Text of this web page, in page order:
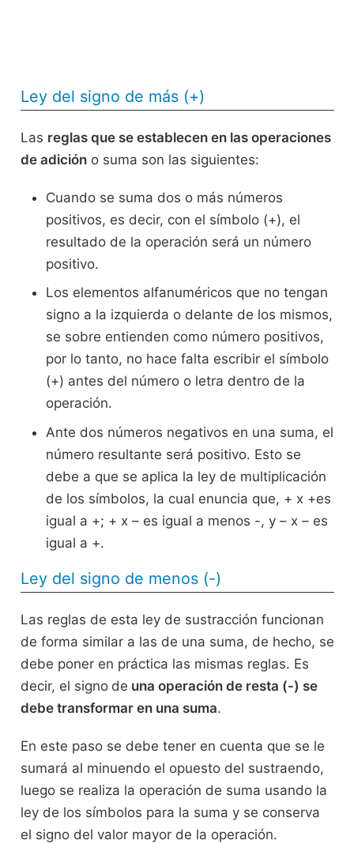
Ley del signo de más (+)
Las reglas que se establecen en las operaciones
de adicióno suma son las siguientes:
Cuando se suma dos o más números
positivos, es decir, con el símbolo (+), el
resultado de la operación será un número
positivo.
Los elementos alfanuméricos que no tengan
signo a la izquierda o delante de los mismos,
se sobre entienden como número positivos,
por lo tanto, no hace falta escribir el símbolo
(+) antes del número o letra dentro de la
operación.
Ante dos números negativos en una suma, el
número resultante será positivo. Esto se
debe a que se aplica la ley de multiplicación
de los símbolos, la cual enuncia que, + x +es
igual a +; + x – es igual a menos -, y – x – es
igual a +.
Ley del signo de menos (-)
Las reglas de esta ley de sustracción funcionan
de forma similar a las de una suma, de hecho, se
debe poner en práctica las mismas reglas. Es
decir, el signo de una operación de resta (-) se
debe transformar en una suma.
En este paso se debe tener en cuenta que se le
sumará al minuendo el opuesto del sustraendo,
luego se realiza la operación de suma usando la
ley de los símbolos para la suma y se conserva
el signo del valor mayor de la operación.